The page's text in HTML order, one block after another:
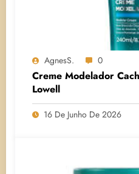
AgnesS. 0
Creme Modelador
Lowell
16 De Junho De 2026